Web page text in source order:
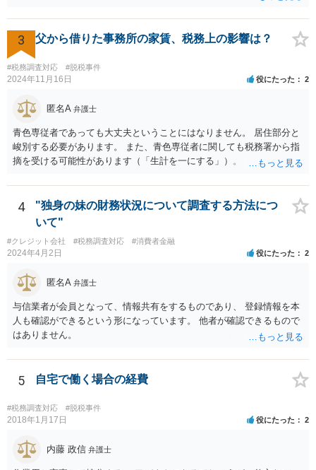
する義務がある場合で確定申告をしなかった場合には、税務署の調査
等があり、本来払うべき税金にプラスして加算税の処分を科される場
合もあります。 高額なものでもない限り単なる無申告だけでは直ちに
逮捕されないとは思います。
3 父から借りた事務所の家賃、税務上の影響は？
#税務調査対応 #脱税事件
2024年11月16日 役にたった 2
匿名A 弁護士
青色専従者であっても大丈夫ということにはなりません。 居住部分と
峻別する必要があります。 また、青色専従者に関しても税務署から指
摘を受ける可能性があります（「生計を一にする」）。
4
"独身の妹の財務状況について調査する方法につ
いて"
#クレジット会社 #税務調査対応 #消費者金融
2024年4月2日 役にたった 2
匿名A 弁護士
与信業者が会員となって、情報共有をするものであり、 登録情報を本
人も確認ができるという形になっています。 他者が確認できるもので
はありません。
5 自宅で働く場合の経費
#税務調査対応 #脱税事件
2018年1月17日 役にたった 2
内藤 政信 弁護士